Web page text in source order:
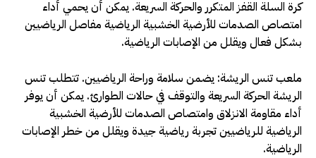
كرة السلة القفز المتكرر والحركة السريعة. يمكن أن يحمي أداء
امتصاص الصدمات للأرضية الخشبية الرياضية مفاصل الرياضيين
بشكل فعال ويقلل من الإصابات الرياضية.
ملعب تنس الريشة: يضمن سلامة وراحة الرياضيين. تتطلب تنس
الريشة الحركة السريعة والتوقف في حالات الطوارئ. يمكن أن يوفر
أداء مقاومة الانزلاق وامتصاص الصدمات للأرضية الخشبية
الرياضية للرياضيين تجربة رياضية جيدة ويقلل من خطر الإصابات
الرياضية.